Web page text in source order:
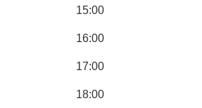
15:00
16:00
17:00
18:00